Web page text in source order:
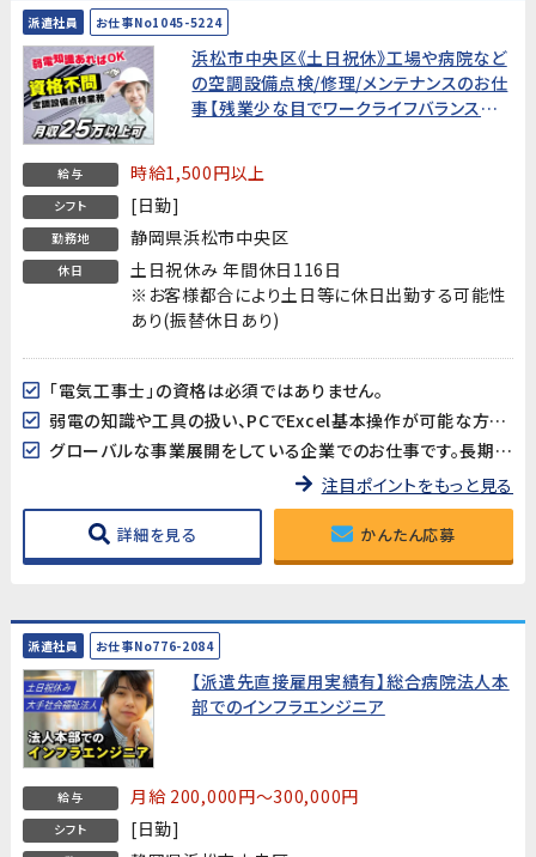
派遣社員 お仕事No1045-5224
浜松市中央区《土日祝休》工場や病院など
の空調設備点検/修理/メンテナンスのお仕
事【残業少な目でワークライフバランスも
給与 時給1,500円以上
シフト [日勤]
勤務地 静岡県浜松市中央区
休日
土日祝休み 年間休日116日
※お客様都合により土日等に休日出勤する可能性
あり(振替休日あり)
「電気工事士」の資格は必須ではありません。
弱電の知識や工具の扱い、PCでExcel基本操作が可能な方歓迎!
グローバルな事業展開をしている企業でのお仕事です。長期的に安定した就業が見込めます。
注目ポイントをもっと見る
詳細を見る かんたん応募
派遣社員 お仕事No776-2084
【派遣先直接雇用実績有】総合病院法人本
部でのインフラエンジニア
給与 月給 200,000円～300,000円
シフト [日勤]